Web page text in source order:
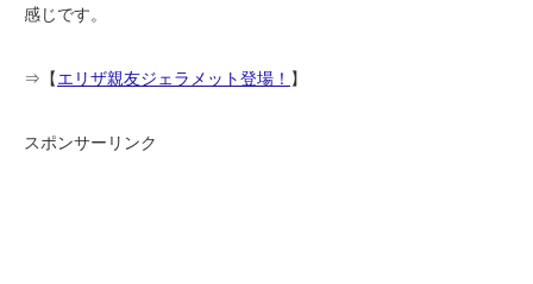
感じです。
⇒【エリザ親友ジェラメット登場！ 】
スポンサーリンク